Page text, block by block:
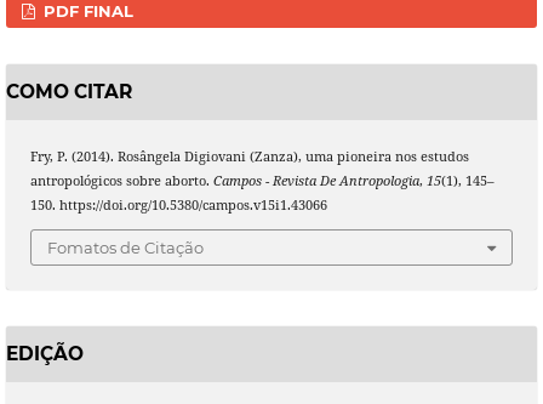
PDF FINAL
COMO CITAR
Fry, P. (2014). Rosângela Digiovani (Zanza), uma pioneira nos estudos
antropológicos sobre aborto. Campos - Revista De Antropologia, 15(1), 145–
150. https://doi.org/10.5380/campos.v15i1.43066
Fomatos de Citação
EDIÇÃO